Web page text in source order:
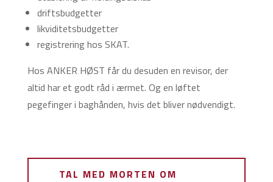
driftsbudgetter
likviditetsbudgetter
registrering hos SKAT.
Hos ANKER HØST får du desuden en revisor, der
altid har et godt råd i ærmet. Og en løftet
pegefinger i baghånden, hvis det bliver nødvendigt.
TAL MED MORTEN OM